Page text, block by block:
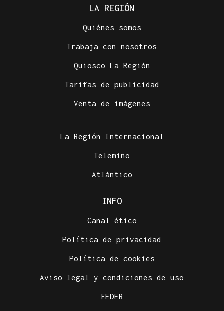
LA REGIÓN
Quiénes somos
Trabaja con nosotros
Quiosco La Región
Tarifas de publicidad
Venta de imágenes
La Región Internacional
Telemiño
Atlántico
INFO
Canal ético
Política de privacidad
Política de cookies
Aviso legal y condiciones de uso
FEDER